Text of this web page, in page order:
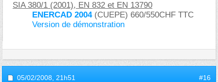
SIA 380/1 (2001), EN 832 et EN 13790
ENERCAD 2004(CUEPE) 660/550CHF TTC
Version de démonstration
05/02/2008, 21h51 #16